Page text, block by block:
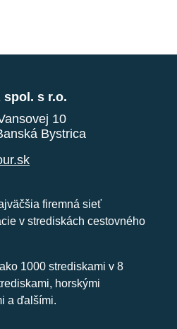
spol. s r.o.
10
Bystrica
firemná sieť
v strediskách cestovného
1000 strediskami v 8
horskými
a ďalšími.